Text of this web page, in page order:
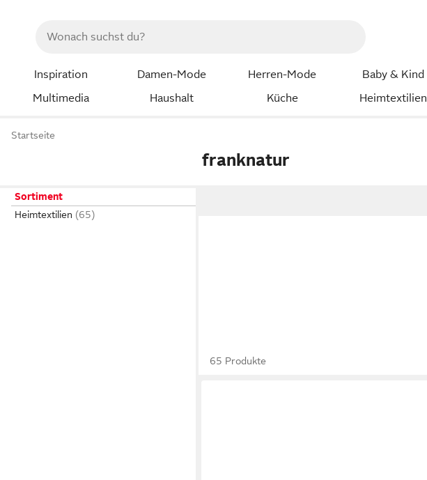
Inspiration Damen-Mode Herren-Mode Baby & Kind
Multimedia
Haushalt Küche Heimtextilien
Startseite
franknatur
Sortiment
Heimtextilien
65 Produkte